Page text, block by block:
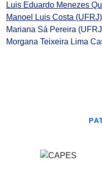
Luis Eduardo Menezes
Manoel Luis Costa (UFRJ)
Mariana Sá Pereira
Morgana Teixeira Lima